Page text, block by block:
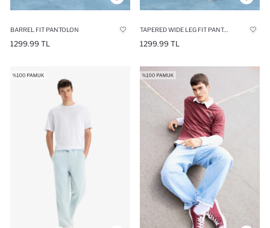
BARREL FIT PANTOLON
1299.99 TL
TAPERED WIDE LEG FIT PANTOLON
1299.99 TL